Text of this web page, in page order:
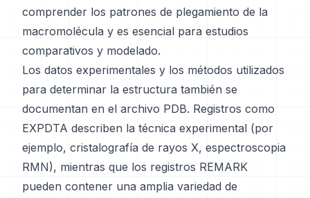
comprender los patrones de plegamiento de la
macromolécula y es esencial para estudios
comparativos y modelado.
Los datos experimentales y los métodos utilizados
para determinar la estructura también se
documentan en el archivo PDB. Registros como
EXPDTA describen la técnica experimental (por
ejemplo, cristalografía de rayos X, espectroscopia
RMN), mientras que los registros REMARK
pueden contener una amplia variedad de